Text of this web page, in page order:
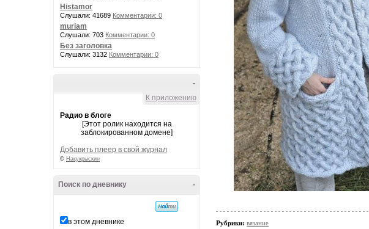
Histamor
Слушали: 41689 Комментарии: 0
muriam
Слушали: 703 Комментарии: 0
Без заголовка
Слушали: 3132 Комментарии: 0
-
К приложению
Радио в блоге
[Этот ролик находится на
заблокированном домене]
Добавить плеер в свой журнал
© Накукрыскин
-
Поиск по дневнику
в этом дневнике Рубрики: вязание